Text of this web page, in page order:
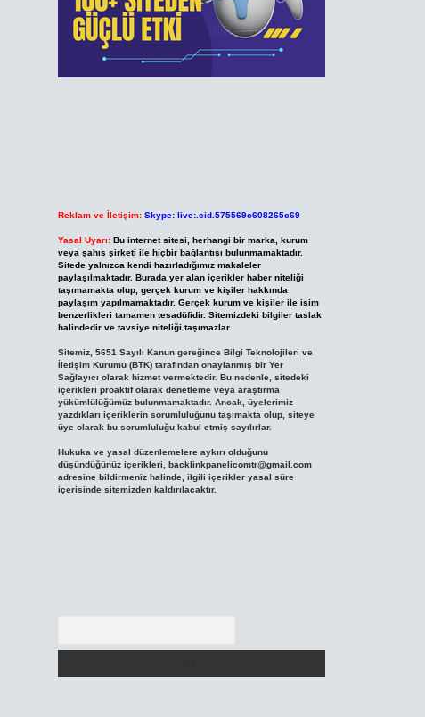
Reklam ve İletişim: Skype: live:.cid.575569c608265c69
Yasal Uyarı: Bu internet sitesi, herhangi bir marka, kurum
veya şahıs şirketi ile hiçbir bağlantısı bulunmamaktadır.
Sitede yalnızca kendi hazırladığımız makaleler
paylaşılmaktadır. Burada yer alan içerikler haber niteliği
taşımamakta olup, gerçek kurum ve kişiler hakkında
paylaşım yapılmamaktadır. Gerçek kurum ve kişiler ile isim
benzerlikleri tamamen tesadüfidir. Sitemizdeki bilgiler taslak
halindedir ve tavsiye niteliği taşımazlar.
Sitemiz, 5651 Sayılı Kanun gereğince Bilgi Teknolojileri ve
İletişim Kurumu (BTK) tarafından onaylanmış bir Yer
Sağlayıcı olarak hizmet vermektedir. Bu nedenle, sitedeki
içerikleri proaktif olarak denetleme veya araştırma
yükümlülüğümüz bulunmamaktadır. Ancak, üyelerimiz
yazdıkları içeriklerin sorumluluğunu taşımakta olup, siteye
üye olarak bu sorumluluğu kabul etmiş sayılırlar.
Hukuka ve yasal düzenlemelere aykırı olduğunu
düşündüğünüz içerikleri, backlinkpanelicomtr@gmail.com
adresine bildirmeniz halinde, ilgili içerikler yasal süre
içerisinde sitemizden kaldırılacaktır.